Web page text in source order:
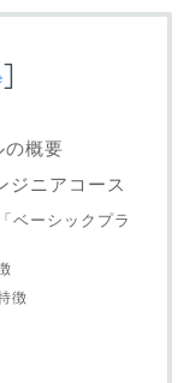
]
の概要
ジニアコース
ベーシックプラ
徴